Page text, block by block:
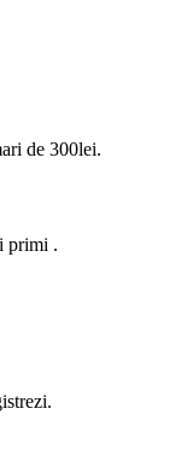
de 300lei.
primi .